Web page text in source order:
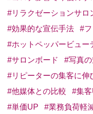
#リラクゼーションサロ
#効果的な宣伝手法
#
#ホットペッパービュー
#サロンボード
#写真
#リピーターの集客に伸
#他媒体との比較
#集
#単価UP
#業務負荷軽